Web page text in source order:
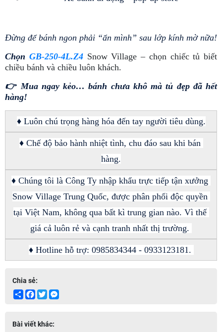
Đừng để bánh ngon phải “ẩn mình” sau lớp kính mờ nữa!
Chọn GB-250-4L.Z4 Snow Village – chọn chiếc tủ biết
chiều bánh và chiều luôn khách.
👉 Mua ngay kẻo… bánh chưa khô mà tủ đẹp đã hết
hàng!
♦ Luôn chú trọng hàng hóa đến tay người tiêu dùng.
♦ Chế độ bảo hành nhiệt tình, chu đáo sau khi bán
hàng.
♦ Chúng tôi là Công Ty nhập khẩu trực tiếp tận xưởng
Snow Village Trung Quốc, được phân phối độc quyền
tại Việt Nam, không qua bất kì trung gian nào. Vì thế
giá cả luôn rẻ và cạnh tranh nhất thị trường.
♦ Hotline hỗ trợ: 0985834344 - 0933123181.
Chia sẻ:
ShareFacebook
Twitter
Bài viết khác: